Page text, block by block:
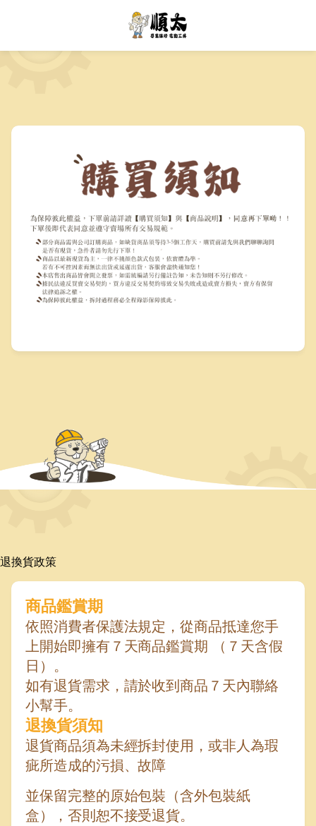
退換貨政策
商品鑑賞期
依照消費者保護法規定，從商品抵達您手
上開始即擁有７天商品鑑賞期 （７天含假
日）。
如有退貨需求，請於收到商品７天內聯絡
小幫手。
退換貨須知
退貨商品須為未經拆封使用，或非人為瑕
疵所造成的污損、故障
並保留完整的原始包裝（含外包裝紙
盒），否則恕不接受退貨。